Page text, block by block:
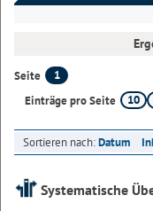
Seite
1
Einträge pro Seite
10
Sortieren nach:Datum
Systematische